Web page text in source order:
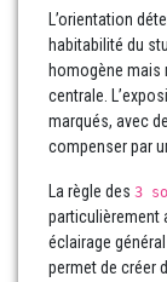
L’orientation
habitabilité du
homogène mais
centrale.
marqués, avec
compenser par
La règle des 3
particulièrement
éclairage
permet de créer